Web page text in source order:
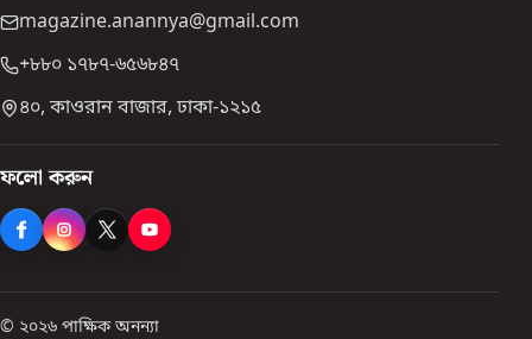
magazine.anannya@gmail.com
+৮৮০ ১৭৮৭-৬৫৬৮৪৭
৪০, কাওরান বাজার, ঢাকা-১২১৫
ফলো করুন
© ২০২৬ পাক্ষিক অনন্যা